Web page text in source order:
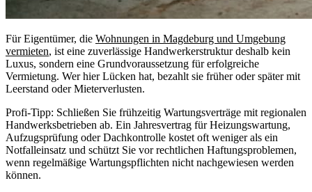
Für Eigentümer, die Wohnungen in Magdeburg und Umgebung
vermieten, ist eine zuverlässige Handwerkerstruktur deshalb kein
Luxus, sondern eine Grundvoraussetzung für erfolgreiche
Vermietung. Wer hier Lücken hat, bezahlt sie früher oder später mit
Leerstand oder Mieterverlusten.
Profi-Tipp: Schließen Sie frühzeitig Wartungsverträge mit regionalen
Handwerksbetrieben ab. Ein Jahresvertrag für Heizungswartung,
Aufzugsprüfung oder Dachkontrolle kostet oft weniger als ein
Notfalleinsatz und schützt Sie vor rechtlichen Haftungsproblemen,
wenn regelmäßige Wartungspflichten nicht nachgewiesen werden
können.